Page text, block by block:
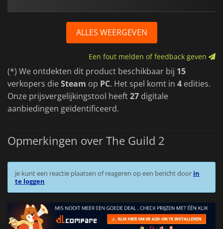
ALLES WEERGEVEN
Een fout melden of feedback geven
(*) We ontdekten dit product beschikbaar bij 15
verkopers dieSteam op PC. Het spel komt in 4 edities.
Onze prijsvergelijkingstool heeft27 digitale
aanbiedingen geïdentificeerd.
Opmerkingen over The Guild 2
Je kunt een reactie plaatsen of reageren op een bericht door in
te loggen